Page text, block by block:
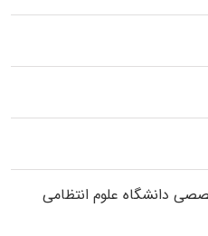
داﻧﺸﮕﺎه ﻋﻠﻮم انتظامی